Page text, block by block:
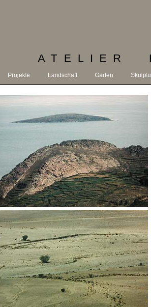
ATELIER
Projekte Landschaft Garten